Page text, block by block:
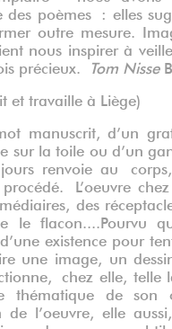
des poèmes : elles
outre mesure.
nous inspirer à
précieux. Tom Nisse
et travaille à Liège)
manuscrit, d’un
sur la toile ou d’un
renvoie au
L’oeuvre
des
le flacon....Pourvu
existence pour
une image, un
chez elle, telle
thématique de son
de l’oeuvre, elle